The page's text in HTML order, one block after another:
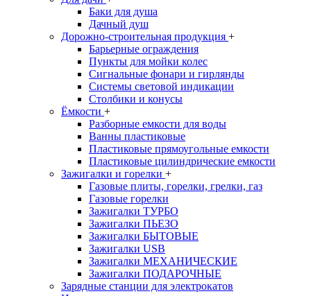
Баки для душа
Дачный душ
Дорожно-строительная продукция +
Барьерные ограждения
Пункты для мойки колес
Сигнальные фонари и гирлянды
Системы световой индикации
Столбики и конусы
Ёмкости +
Разборные емкости для воды
Ванны пластиковые
Пластиковые прямоугольные емкости
Пластиковые цилиндрические емкости
Зажигалки и горелки +
Газовые плиты, горелки, грелки, газ
Газовые горелки
Зажигалки ТУРБО
Зажигалки ПЬЕЗО
Зажигалки БЫТОВЫЕ
Зажигалки USB
Зажигалки МЕХАНИЧЕСКИЕ
Зажигалки ПОДАРОЧНЫЕ
Зарядные станции для электрокатов